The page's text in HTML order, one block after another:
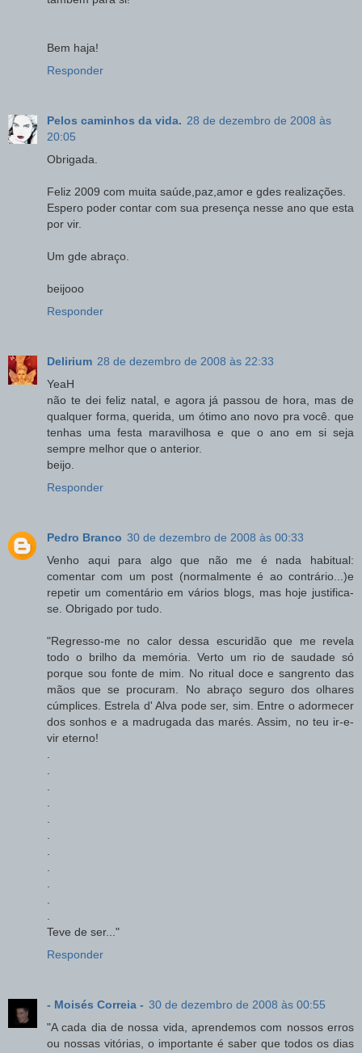
Bem haja!
Responder
Pelos caminhos da vida. 28 de dezembro de 2008 às
20:05
Obrigada.
Feliz 2009 com muita saúde,paz,amor e gdes realizações.
Espero poder contar com sua presença nesse ano que esta
por vir.
Um gde abraço.
beijooo
Responder
Delirium 28 de dezembro de 2008 às 22:33
YeaH
não te dei feliz natal, e agora já passou de hora, mas de
qualquer forma, querida, um ótimo ano novo pra você. que
tenhas uma festa maravilhosa e que o ano em si seja
sempre melhor que o anterior.
beijo.
Responder
Pedro Branco 30 de dezembro de 2008 às 00:33
Venho aqui para algo que não me é nada habitual:
comentar com um post (normalmente é ao contrário...)e
repetir um comentário em vários blogs, mas hoje justifica-
se. Obrigado por tudo.
"Regresso-me no calor dessa escuridão que me revela
todo o brilho da memória. Verto um rio de saudade só
porque sou fonte de mim. No ritual doce e sangrento das
mãos que se procuram. No abraço seguro dos olhares
cúmplices. Estrela d' Alva pode ser, sim. Entre o adormecer
dos sonhos e a madrugada das marés. Assim, no teu ir-e-
vir eterno!
.
.
.
.
.
.
.
.
.
.
.
Teve de ser..."
Responder
- Moisés Correia - 30 de dezembro de 2008 às 00:55
"A cada dia de nossa vida, aprendemos com nossos erros
ou nossas vitórias, o importante é saber que todos os dias